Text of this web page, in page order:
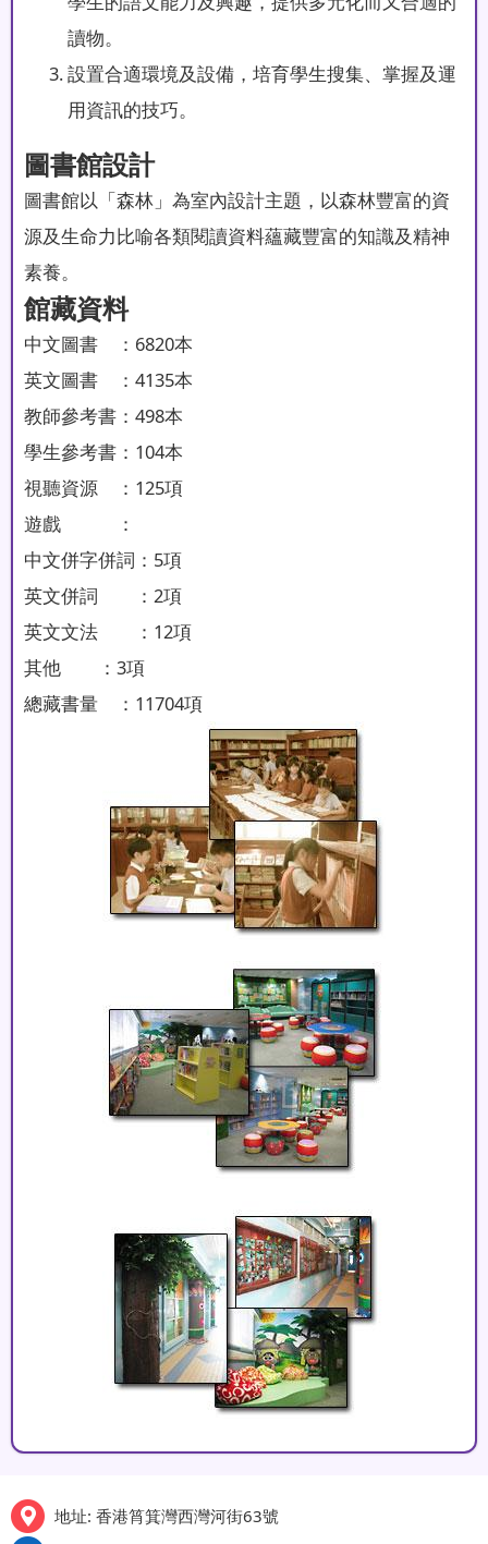
讀物。
設置合適環境及設備，培育學生搜集、掌握及運
用資訊的技巧。
圖書館設計
圖書館以「森林」為室內設計主題，以森林豐富的資
源及生命力比喻各類閱讀資料蘊藏豐富的知識及精神
素養。
館藏資料
中文圖書 ：6820本
英文圖書 ：4135本
教師參考書：498本
學生參考書：104本
視聽資源 ：125項
遊戲 ：
中文併字併詞：5項
英文併詞 ：2項
英文文法 ：12項
其他 ：3項
總藏書量 ：11704項
地址: 香港筲箕灣西灣河街63號